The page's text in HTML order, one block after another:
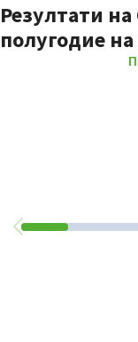
Резултати на
полугодие на